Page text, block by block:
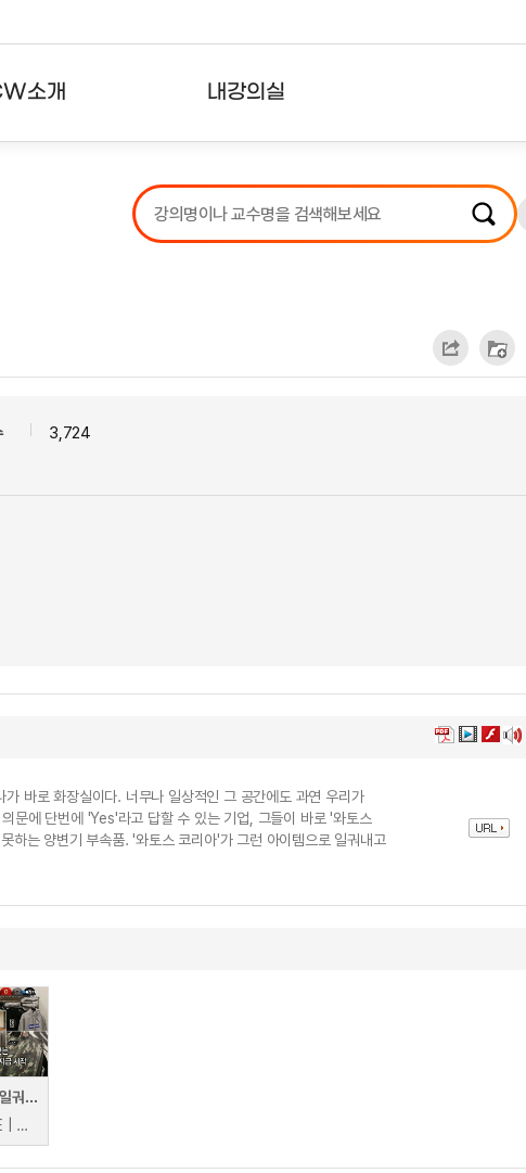
소개 내강의실
강의리스트
수강확인증강의
3,724
바로 화장실이다. 너무나 일상적인 그 공간에도 과연 우리가
문에 단번에 'Yes'라고 답할 수 있는 기업, 그들이 바로 '와토스
하는 양변기 부속품. '와토스 코리아'가 그런 아이템으로 일궈내고
맞춤형 헬멧으로 일궈낸 창업신화, 류남수 대표
YTN SCIENCE | YTN SCIENCE